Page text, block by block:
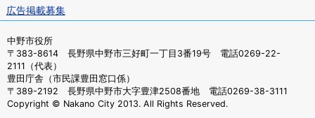
広告掲載募集
中野市役所
〒383-8614 長野県中野市三好町一丁目3番19号 電話0269-22-
2111（代表）
豊田庁舎（市民課豊田窓口係）
〒389-2192 長野県中野市大字豊津2508番地 電話0269-38-3111
Copyright © Nakano City 2013. All Rights Reserved.